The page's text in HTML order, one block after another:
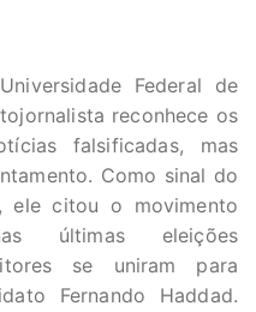
Federal de
reconhece os
falsificadas, mas
Como sinal do
ele citou o movimento
últimas eleições
se uniram para
Fernando Haddad.